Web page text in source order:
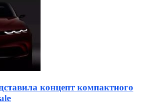
концепт компактного